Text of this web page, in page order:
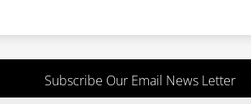
Subscribe Our Email News Letter